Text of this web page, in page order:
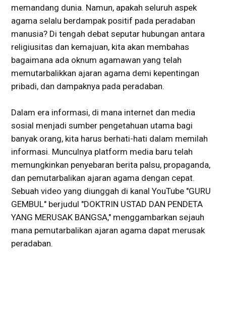
memandang dunia. Namun, apakah seluruh aspek
agama selalu berdampak positif pada peradaban
manusia? Di tengah debat seputar hubungan antara
religiusitas dan kemajuan, kita akan membahas
bagaimana ada oknum agamawan yang telah
memutarbalikkan ajaran agama demi kepentingan
pribadi, dan dampaknya pada peradaban.
Dalam era informasi, di mana internet dan media
sosial menjadi sumber pengetahuan utama bagi
banyak orang, kita harus berhati-hati dalam memilah
informasi. Munculnya platform media baru telah
memungkinkan penyebaran berita palsu, propaganda,
dan pemutarbalikan ajaran agama dengan cepat.
Sebuah video yang diunggah di kanal YouTube "GURU
GEMBUL" berjudul "DOKTRIN USTAD DAN PENDETA
YANG MERUSAK BANGSA," menggambarkan sejauh
mana pemutarbalikan ajaran agama dapat merusak
peradaban.